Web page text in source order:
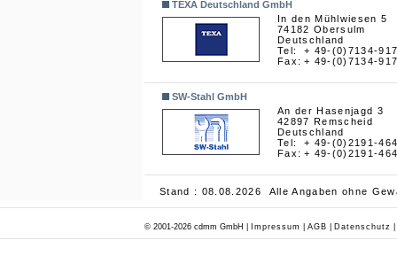
TEXA Deutschland GmbH
In den Mühlwiesen 5
74182 Obersulm
Deutschland
Tel:
Fax:
+ 49-(0)7134-
+ 49-(0)7134-
SW-Stahl GmbH
An der Hasenjagd 3
42897 Remscheid
Deutschland
Tel:
Fax:
+ 49-(0)2191-
+ 49-(0)2191-
Stand : 08.08.2026 Alle Angaben ohne
© 2001-2026 cdmm GmbH | Impressum AGB Datenschutz